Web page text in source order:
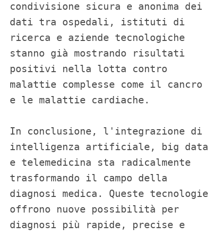
condivisione sicura e anonima dei
dati tra ospedali, istituti di
ricerca e aziende tecnologiche
stanno già mostrando risultati
positivi nella lotta contro
malattie complesse come il cancro
e le malattie cardiache.
In conclusione, l'integrazione di
intelligenza artificiale, big data
e telemedicina sta radicalmente
trasformando il campo della
diagnosi medica. Queste tecnologie
offrono nuove possibilità per
diagnosi più rapide, precise e